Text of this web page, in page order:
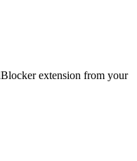
extension from your